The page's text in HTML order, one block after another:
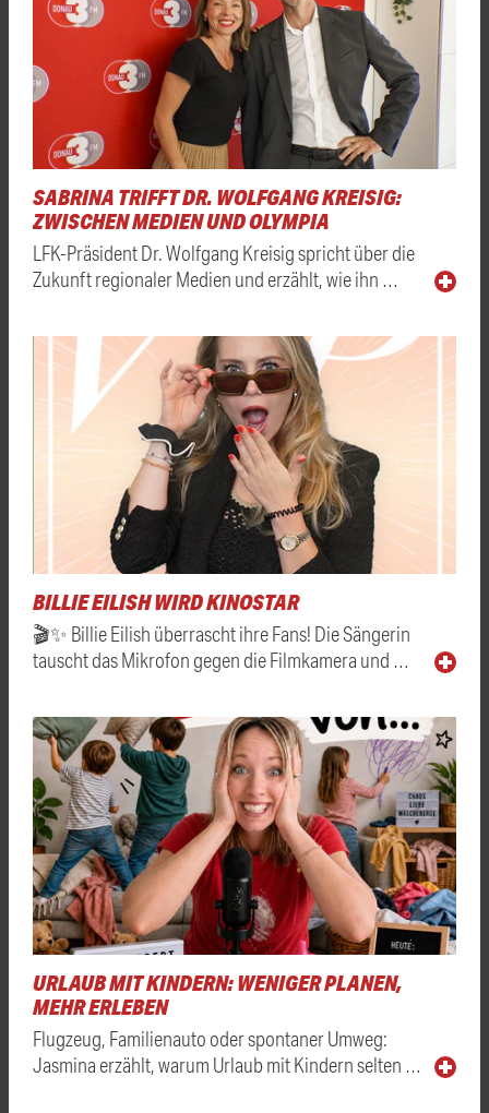
SABRINA TRIFFT DR. WOLFGANG KREISIG:
ZWISCHEN MEDIEN UND OLYMPIA
LFK-Präsident Dr. Wolfgang Kreisig spricht über die
Zukunft regionaler Medien und erzählt, wie ihn …
BILLIE EILISH WIRD KINOSTAR
🎬✨ Billie Eilish überrascht ihre Fans! Die Sängerin
tauscht das Mikrofon gegen die Filmkamera und …
URLAUB MIT KINDERN: WENIGER PLANEN,
MEHR ERLEBEN
Flugzeug, Familienauto oder spontaner Umweg:
Jasmina erzählt, warum Urlaub mit Kindern selten …